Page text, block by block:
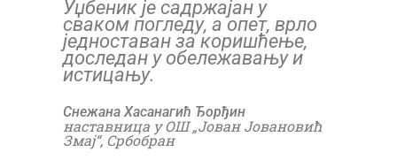
Уџбеник је садржајан у
сваком погледу, а опет, врло
једноставан за коришћење,
доследан у обележавању и
истицању.
Снежана Хасанагић Ђорђин
наставница у ОШ „Јован Јовановић
Змај“, Србобран